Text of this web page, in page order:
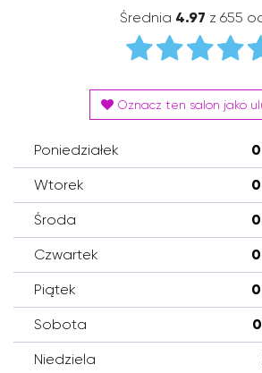
Średnia 4.97 z 655
Oznacz ten salon jako
Poniedziałek
Wtorek
Środa
Czwartek
Piątek
Sobota
Niedziela